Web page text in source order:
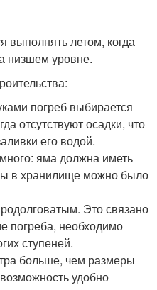
выполнять летом, когда
низшем уровне.
погреб выбирается
отсутствуют осадки, что
его водой.
яма должна иметь
в хранилище можно было
Это связано
погреба, необходимо
ступеней.
больше, чем размеры
удобно